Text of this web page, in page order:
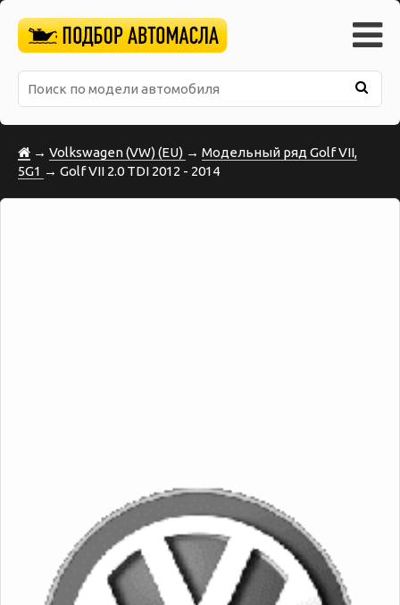
→ Volkswagen (VW) (EU) → Модельный ряд Golf VII,
5G1 → Golf VII 2.0 TDI 2012 - 2014